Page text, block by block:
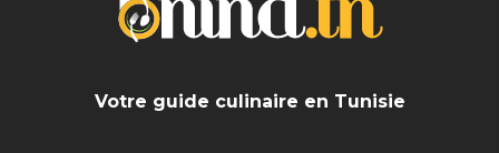
Votre guide culinaire en Tunisie